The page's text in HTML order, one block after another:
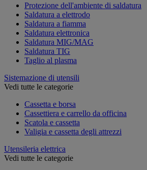
Protezione dell'ambiente di saldatura
Saldatura a elettrodo
Saldatura a fiamma
Saldatura elettronica
Saldatura MIG/MAG
Saldatura TIG
Taglio al plasma
Sistemazione di utensili
Vedi tutte le categorie
Cassetta e borsa
Cassettiera e carrello da officina
Scatola e cassetta
Valigia e cassetta degli attrezzi
Utensileria elettrica
Vedi tutte le categorie